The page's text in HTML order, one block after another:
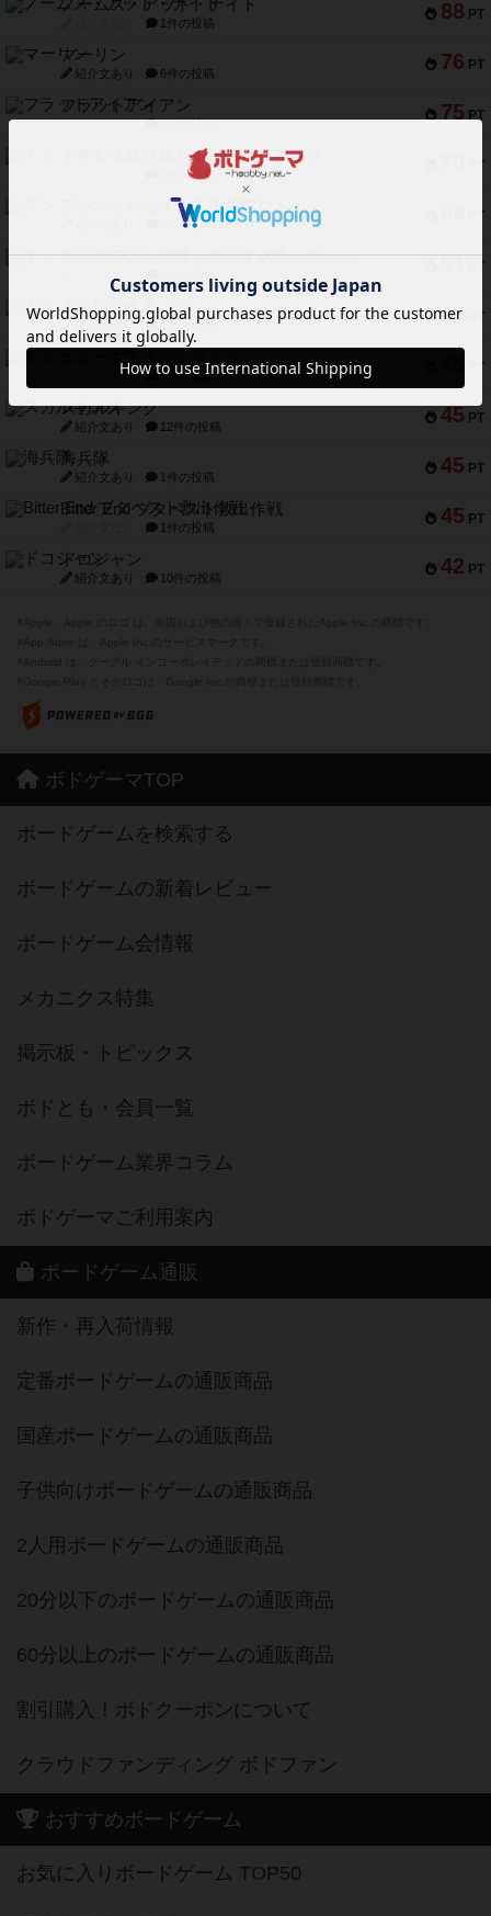
88 PT
ノームズ・アット・ナイト
1件の投稿
76 PT
マーリン
紹介文あり 6件の投稿
75 PT
フラットアイアン
紹介文なし 2件の投稿
PT
トランスオリエント・エクスプレス
1件の投稿
PT
アンブッシュ！：ムーブアウト！
1件の投稿
51 PT
キャプテン・フリップ：イスラ・ボンバ
46 PT
ガルフストライク
紹介文あり 1件の投稿
PT
紹介文なし 8件の投稿
45 PT
スカルキング
紹介文あり 12件の投稿
45 PT
海兵隊
紹介文あり 1件の投稿
45 PT
Bitter End ブタペスト救出作戦
1件の投稿
42 PT
ドコジャン
紹介文あり 10件の投稿
ボドゲーマTOP
ボードゲームを検索する
ボードゲームの新着レビュー
ボードゲーム会情報
メカニクス特集
掲示板・トピックス
ボドとも・会員一覧
ボードゲーム業界コラム
ボドゲーマご利用案内
ボードゲーム通販
新作・再入荷情報
定番ボードゲームの通販商品
国産ボードゲームの通販商品
子供向けボードゲームの通販商品
2人用ボードゲームの通販商品
20分以下のボードゲームの通販商品
60分以上のボードゲームの通販商品
割引購入！ボドクーポンについて
クラウドファンディング ボドファン
おすすめボードゲーム
お気に入りボードゲーム TOP50